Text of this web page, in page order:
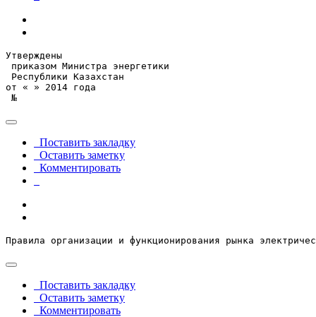
Утверждены
приказом Министра энергетики
Республики Казахстан
от « » 2014 года
№
Поставить закладку
Оставить заметку
Комментировать
Правила организации и функционирования рынка
Поставить закладку
Оставить заметку
Комментировать